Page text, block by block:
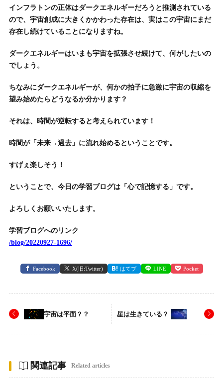
インフラトンの正体はダークエネルギーだろうと推測されている
ので、宇宙創成に大きくかかわった存在は、実はこの宇宙にまだ
存在し続けていることになりますね。
ダークエネルギーはいまも宇宙を拡張させ続けて、何がしたいの
でしょう。
ちなみにダークエネルギーが、何かの拍子に急激に宇宙の収縮を
望み始めたらどうなるか分かります？
それは、時間が逆転すると考えられています！
時間が「未来→過去」に流れ始めるということです。
すげぇ楽しそう！
ということで、今日の学習ブログは「心で記憶する」です。
よろしくお願いいたします。
学習ブログへのリンク
/blog/20220927-1696/
Facebook X(旧:Twitter) はてブ LINE Pocket
宇宙は平面？？ 星は生きている？
関連記事 Related articles